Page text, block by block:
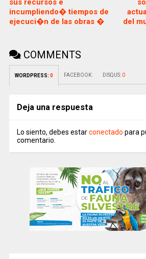
sus recursos e
incumpliendo� tiempos de
ejecuci�n de las obras �
del
COMMENTS
WORDPRESS: 0 FACEBOOK: DISQUS: 0
Deja una respuesta
Lo siento, debes estarconectado para
comentario.